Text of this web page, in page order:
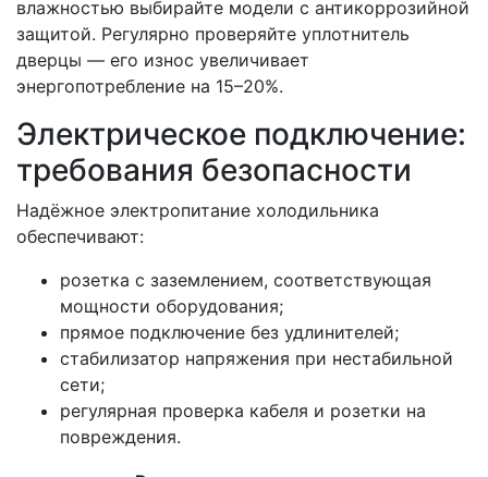
влажностью выбирайте модели с антикоррозийной
защитой. Регулярно проверяйте уплотнитель
дверцы — его износ увеличивает
энергопотребление на 15–20%.
Электрическое подключение:
требования безопасности
Надёжное электропитание холодильника
обеспечивают:
розетка с заземлением, соответствующая
мощности оборудования;
прямое подключение без удлинителей;
стабилизатор напряжения при нестабильной
сети;
регулярная проверка кабеля и розетки на
повреждения.